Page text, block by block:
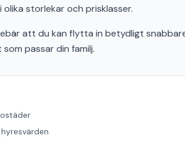
storlekar och prisklasser.
att du kan flytta in betydligt
passar din familj.